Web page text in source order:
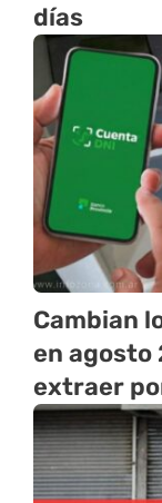
días
Cambian
en agosto
extraer